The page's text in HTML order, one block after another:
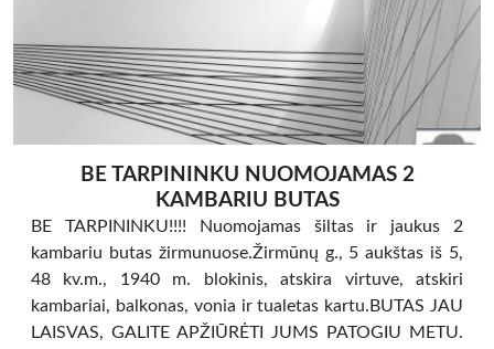
BE TARPININKU NUOMOJAMAS 2
KAMBARIU BUTAS
BE TARPININKU!!!! Nuomojamas šiltas ir jaukus 2
kambariu butas žirmunuose.Žirmūnų g., 5 aukštas iš 5,
48 kv.m., 1940 m. blokinis, atskira virtuve, atskiri
kambariai, balkonas, vonia ir tualetas kartu.BUTAS JAU
LAISVAS, GALITE APŽIŪRĖTI JUMS PATOGIU METU.